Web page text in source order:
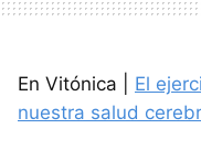
En Vitónica | El
nuestra salud